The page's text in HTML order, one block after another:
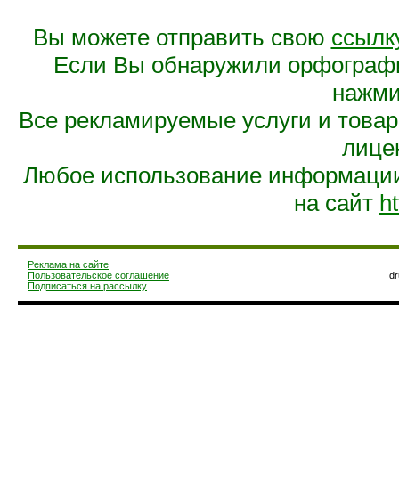
Вы можете отправить свою
Если Вы обнаружили
Все рекламируемые услуги и
Любое использование
на сайт
Реклама на сайте
Пользовательское соглашение
Подписаться на рассылку